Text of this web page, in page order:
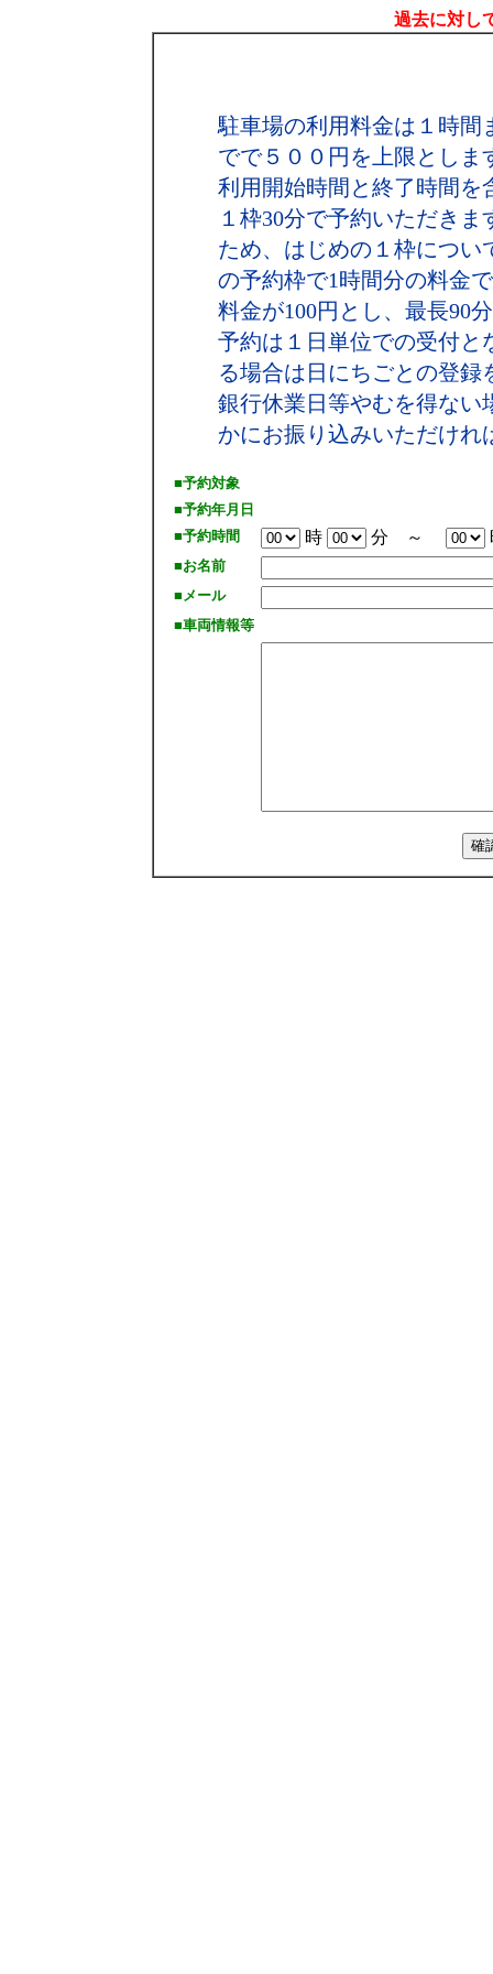
過去に対し
駐車場の利用料金は１時間
でで５００円を上限としま
利用開始時間と終了時間を
１枠30分で予約いただき
ため、はじめの１枠につい
の予約枠で1時間分の料金
料金が100円とし、最長90
予約は１日単位での受付と
る場合は日にちごとの登録
銀行休業日等やむを得ない
かにお振り込みいただけれ
■予約対象
■予約年月日
■予約時間
時 分 ～
■お名前
■メール
■車両情報等